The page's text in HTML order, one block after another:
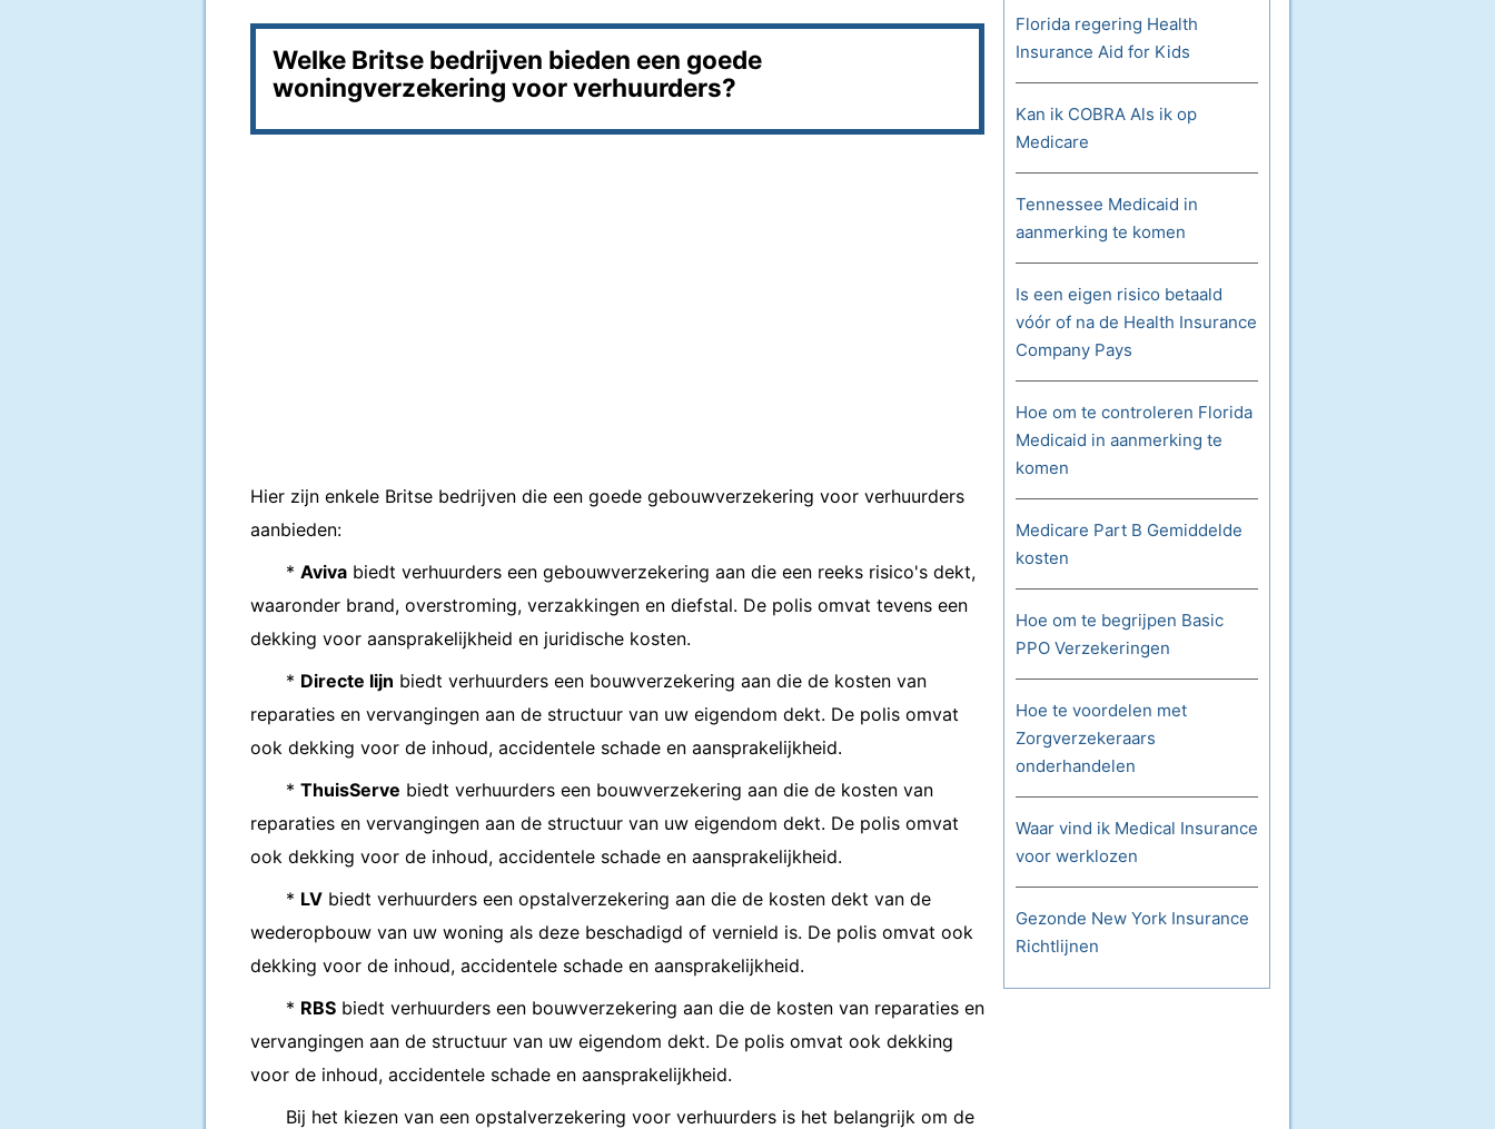
Welke Britse bedrijven bieden een goede
woningverzekering voor verhuurders?
Hier zijn enkele Britse bedrijven die een goede gebouwverzekering voor verhuurders
aanbieden:
* Aviva biedt verhuurders een gebouwverzekering aan die een reeks risico's dekt,
waaronder brand, overstroming, verzakkingen en diefstal. De polis omvat tevens een
dekking voor aansprakelijkheid en juridische kosten.
* Directe lijn biedt verhuurders een bouwverzekering aan die de kosten van
reparaties en vervangingen aan de structuur van uw eigendom dekt. De polis omvat
ook dekking voor de inhoud, accidentele schade en aansprakelijkheid.
* ThuisServe biedt verhuurders een bouwverzekering aan die de kosten van
reparaties en vervangingen aan de structuur van uw eigendom dekt. De polis omvat
ook dekking voor de inhoud, accidentele schade en aansprakelijkheid.
* LV biedt verhuurders een opstalverzekering aan die de kosten dekt van de
wederopbouw van uw woning als deze beschadigd of vernield is. De polis omvat ook
dekking voor de inhoud, accidentele schade en aansprakelijkheid.
* RBS biedt verhuurders een bouwverzekering aan die de kosten van reparaties en
vervangingen aan de structuur van uw eigendom dekt. De polis omvat ook dekking
voor de inhoud, accidentele schade en aansprakelijkheid.
Bij het kiezen van een opstalverzekering voor verhuurders is het belangrijk om de
Florida regering Health
Insurance Aid for Kids
Kan ik COBRA Als ik op
Medicare
Tennessee Medicaid in
aanmerking te komen
Is een eigen risico betaald
vóór of na de Health Insurance
Company Pays
Hoe om te controleren Florida
Medicaid in aanmerking te
komen
Medicare Part B Gemiddelde
kosten
Hoe om te begrijpen Basic
PPO Verzekeringen
Hoe te voordelen met
Zorgverzekeraars
onderhandelen
Waar vind ik Medical Insurance
voor werklozen
Gezonde New York Insurance
Richtlijnen